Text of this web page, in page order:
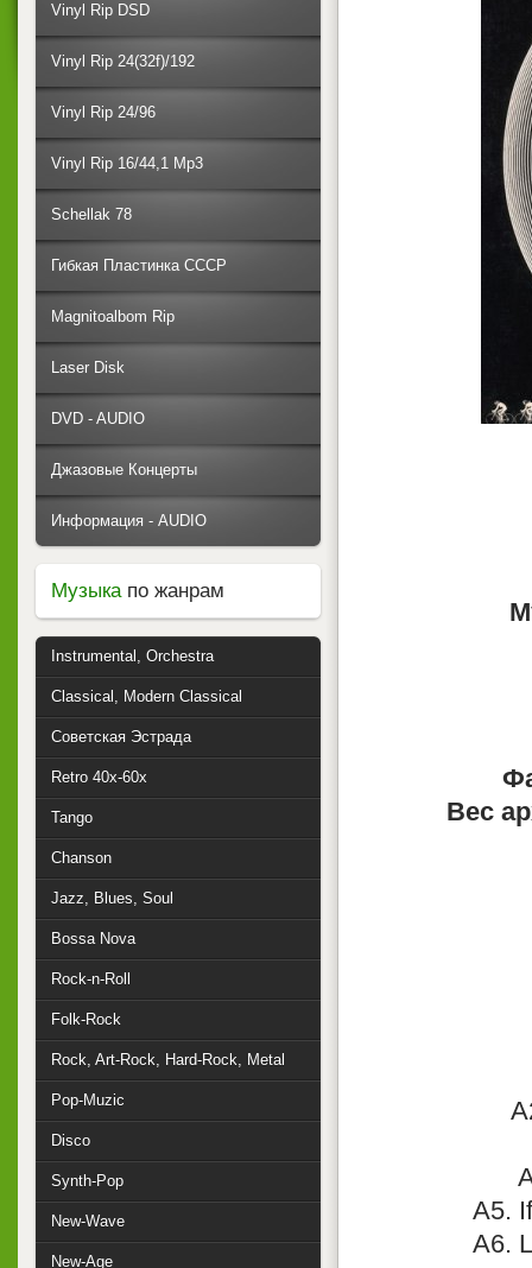
Вес
A5.
A6.
Vinyl Rip DSD
Vinyl Rip 24(32f)/192
Vinyl Rip 24/96
Vinyl Rip 16/44,1 Mp3
Schellak 78
Гибкая Пластинка СССР
Magnitoalbom Rip
Laser Disk
DVD - AUDIO
Джазовые Концерты
Информация - AUDIO
Музыкапо жанрам
Instrumental, Orchestra
Classical, Modern Classical
Советская Эстрада
Retro 40x-60x
Tango
Chanson
Jazz, Blues, Soul
Bossa Nova
Rock-n-Roll
Folk-Rock
Rock, Art-Rock, Hard-Rock, Metal
Pop-Muzic
Disco
Synth-Pop
New-Wave
New-Age